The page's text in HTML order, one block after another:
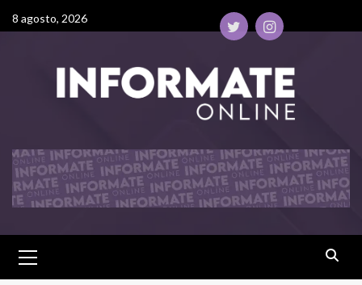
8 agosto, 2026